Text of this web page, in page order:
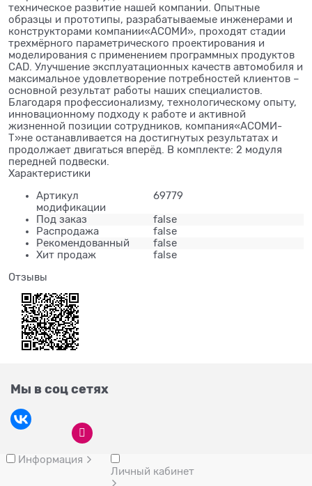
техническое развитие нашей компании. Опытные
образцы и прототипы, разрабатываемые инженерами и
конструкторами компании«АСОМИ», проходят стадии
трехмёрного параметрического проектирования и
моделирования с применением программных продуктов
CAD. Улучшение эксплуатационных качеств автомобиля и
максимальное удовлетворение потребностей клиентов –
основной результат работы наших специалистов.
Благодаря профессионализму, технологическому опыту,
инновационному подходу к работе и активной
жизненной позиции сотрудников, компания«АСОМИ-
Т»не останавливается на достигнутых результатах и
продолжает двигаться вперёд. В комплекте: 2 модуля
передней подвески.
Характеристики
Артикул
модификации
69779
Под заказ
false
Распродажа
false
Рекомендованный
false
Хит продаж
false
Отзывы
Мы в соц сетях
Информация
Личный кабинет